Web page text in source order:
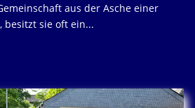
aus der Asche einer
besitzt sie oft ein...